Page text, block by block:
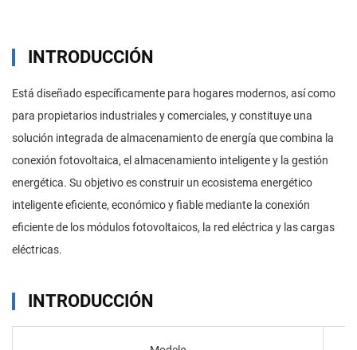
INTRODUCCIÓN
Está diseñado específicamente para hogares modernos, así como
para propietarios industriales y comerciales, y constituye una
solución integrada de almacenamiento de energía que combina la
conexión fotovoltaica, el almacenamiento inteligente y la gestión
energética. Su objetivo es construir un ecosistema energético
inteligente eficiente, económico y fiable mediante la conexión
eficiente de los módulos fotovoltaicos, la red eléctrica y las cargas
eléctricas.
INTRODUCCIÓN